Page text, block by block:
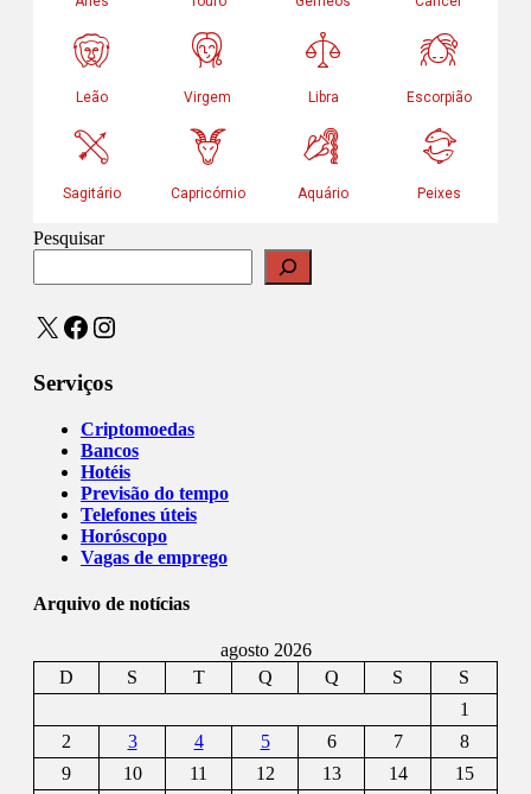
Pesquisar
X Facebook
Instagram
Serviços
Criptomoedas
Bancos
Hotéis
Previsão do tempo
Telefones úteis
Horóscopo
Vagas de emprego
Arquivo de notícias
agosto 2026
D
S T Q Q S
S
1
2
3 4 5 6 7
8
9
10 11 12 13 14
15